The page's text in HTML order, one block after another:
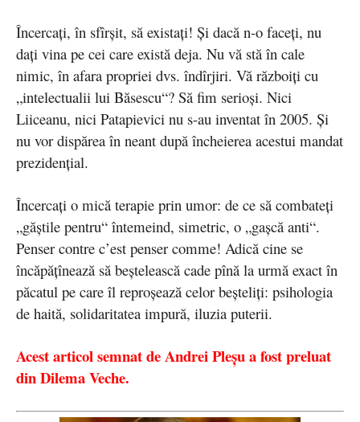
Încercaţi, în sfîrşit, să existaţi! Şi dacă n-o faceţi, nu
daţi vina pe cei care există deja. Nu vă stă în cale
nimic, în afara propriei dvs. îndîrjiri. Vă războiţi cu
„intelectualii lui Băsescu“? Să fim serioşi. Nici
Liiceanu, nici Patapievici nu s-au inventat în 2005. Şi
nu vor dispărea în neant după încheierea acestui mandat
prezidenţial.
Încercaţi o mică terapie prin umor: de ce să combateţi
„găştile pentru“ întemeind, simetric, o „gaşcă anti“.
Penser contre c’est penser comme! Adică cine se
încăpăţînează să beştelească cade pînă la urmă exact în
păcatul pe care îl reproşează celor beşteliţi: psihologia
de haită, solidaritatea impură, iluzia puterii.
Acest articol semnat de Andrei Pleșu a fost preluat
din Dilema Veche.